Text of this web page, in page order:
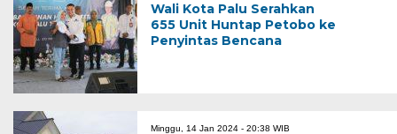
Wali Kota Palu Serahkan
655 Unit Huntap Petobo ke
Penyintas Bencana
Minggu, 14 Jan 2024 - 20:38 WIB